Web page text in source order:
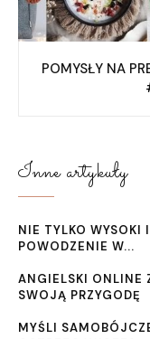
POMYSŁY NA
Inne artykuły
NIE TYLKO WYSOKI
POWODZENIE W...
ANGIELSKI ONLINE
SWOJĄ PRZYGODĘ
MYŚLI